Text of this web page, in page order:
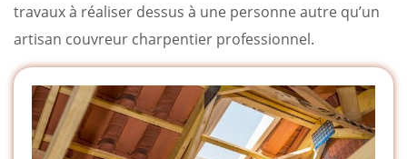
travaux à réaliser dessus à une personne autre qu’un
artisan couvreur charpentier professionnel.